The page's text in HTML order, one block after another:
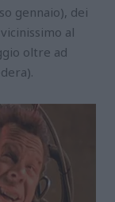
gennaio), dei
al
oltre ad